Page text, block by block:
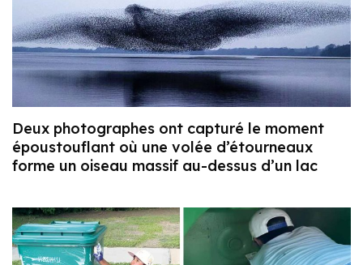
Deux photographes ont capturé le moment
époustouflant où une volée d’étourneaux
forme un oiseau massif au-dessus d’un lac